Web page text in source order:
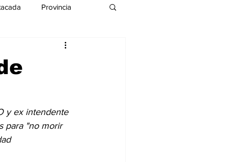
Provincia
Santa Fe
Espectáculos
y ex intendente
para "no morir